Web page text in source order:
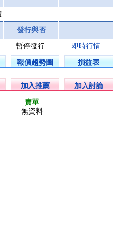
發行與否
暫停發行 即時行情
報價趨勢圖 損益表
加入推薦 加入討論
賣單
無資料